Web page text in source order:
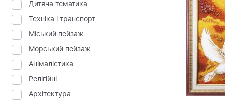
Дитяча тематика
Техніка і транспорт
Міський пейзаж
Морський пейзаж
Анімалістика
Релігійні
Архітектура